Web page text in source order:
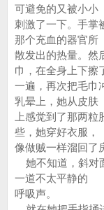
可避免的又被小小
刺激了一下。手掌
那个充血的器官所
散发出的热量。然
巾，在全身上下擦
一遍，再次把毛巾
乳晕上，她从皮肤
上感觉到了那两
些，她穿好衣服，
像做贼一样溜回了
她不知道，斜对
一道不太平静的
呼吸声。